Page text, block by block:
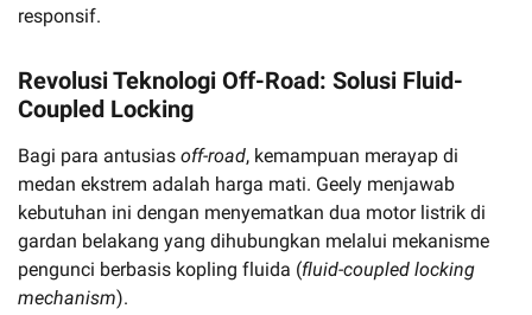
responsif.
Revolusi Teknologi Off-Road: Solusi Fluid-
Coupled Locking
Bagi para antusias off-road, kemampuan merayap di
medan ekstrem adalah harga mati. Geely menjawab
kebutuhan ini dengan menyematkan dua motor listrik di
gardan belakang yang dihubungkan melalui mekanisme
pengunci berbasis kopling fluida (fluid-coupled locking
mechanism).